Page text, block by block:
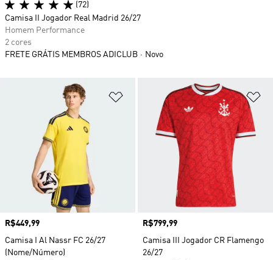
Adicionar à Lista de Desejos
Preço
R$449,99
Camisa I Al Nassr FC 26/27
(Nome/Número)
Preço
R$799,99
Camisa III Jogador CR Flamengo
26/27
(72)
Camisa II Jogador Real Madrid 26/27
Homem Performance
2 cores
FRETE GRÁTIS MEMBROS ADICLUB
Novo